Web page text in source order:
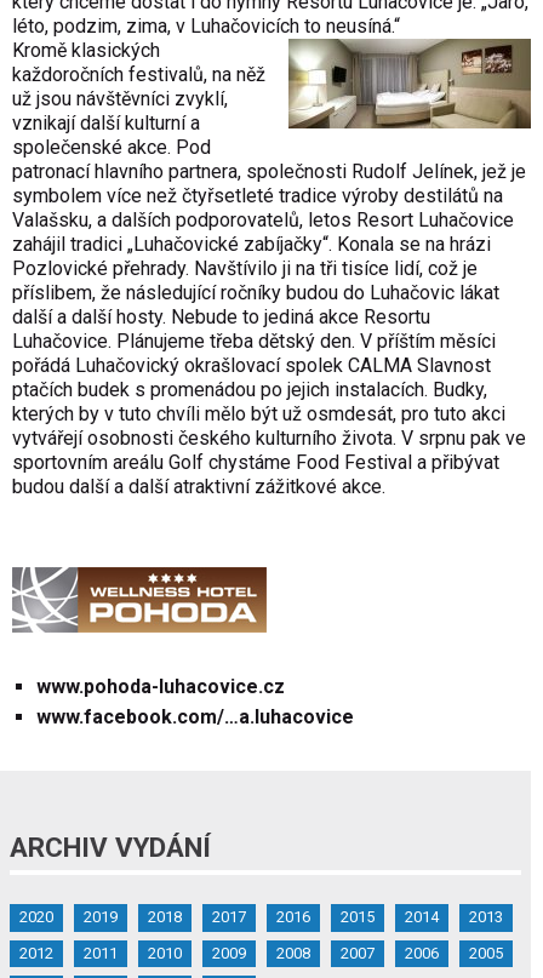
léto, podzim, zima, v Luhačovicích to neusíná.“
Kromě klasických
každoročních festivalů, na něž
už jsou návštěvníci zvyklí,
vznikají další kulturní a
společenské akce. Pod
patronací hlavního partnera, společnosti Rudolf Jelínek, jež je
symbolem více než čtyřsetleté tradice výroby destilátů na
Valašsku, a dalších podporovatelů, letos Resort Luhačovice
zahájil tradici „Luhačovické zabíjačky“. Konala se na hrázi
Pozlovické přehrady. Navštívilo ji na tři tisíce lidí, což je
příslibem, že následující ročníky budou do Luhačovic lákat
další a další hosty. Nebude to jediná akce Resortu
Luhačovice. Plánujeme třeba dětský den. V příštím měsíci
pořádá Luhačovický okrašlovací spolek CALMA Slavnost
ptačích budek s promenádou po jejich instalacích. Budky,
kterých by v tuto chvíli mělo být už osmdesát, pro tuto akci
vytvářejí osobnosti českého kulturního života. V srpnu pak ve
sportovním areálu Golf chystáme Food Festival a přibývat
budou další a další atraktivní zážitkové akce.
www.pohoda-luhacovice.cz
www.facebook.com/…a.luhacovice
ARCHIV VYDÁNÍ
2020 2019 2018 2017 2016 2015 2014
2013
2012
2011 2010 2009 2008 2007 2006
2005